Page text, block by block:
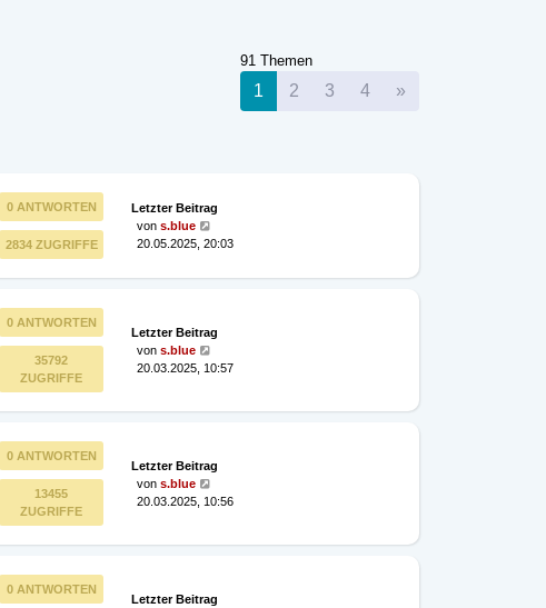
91 Themen
1 2 3 4 »
0 ANTWORTEN
2834 ZUGRIFFE
Letzter Beitrag
von s.blue
20.05.2025, 20:03
0 ANTWORTEN
35792
ZUGRIFFE
Letzter Beitrag
von s.blue
20.03.2025, 10:57
0 ANTWORTEN
13455
ZUGRIFFE
Letzter Beitrag
von s.blue
20.03.2025, 10:56
0 ANTWORTEN
Letzter Beitrag